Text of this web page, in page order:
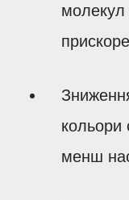
молекул
менш